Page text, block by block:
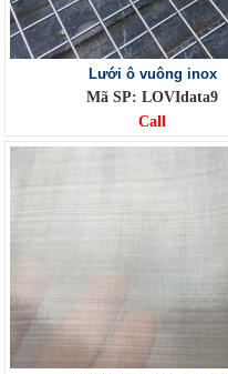
Lưới ô vuông inox
Mã SP: LOVIdata9
Call